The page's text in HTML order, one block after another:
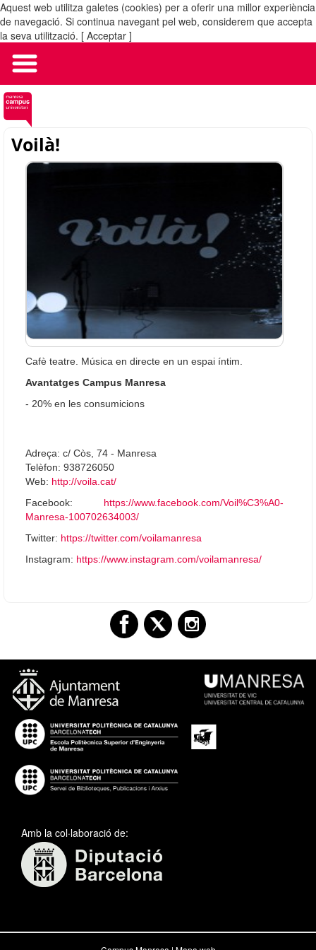
Aquest web utilitza galetes (cookies) per a oferir una millor experiència
de navegació. Si continua navegant pel web, considerem que accepta
la seva utilització. [ Acceptar ]
MENÚ
Voilà!
Cafè teatre. Música en directe en un espai íntim.
Avantatges Campus Manresa
- 20% en les consumicions
Adreça: c/ Còs, 74 - Manresa
Telèfon: 938726050
Web: http://voila.cat/
Facebook: https://www.facebook.com/Voil%C3%A0-
Manresa-100702634003/
Twitter: https://twitter.com/voilamanresa
Instagram: https://www.instagram.com/voilamanresa/
Amb la col·laboració de: